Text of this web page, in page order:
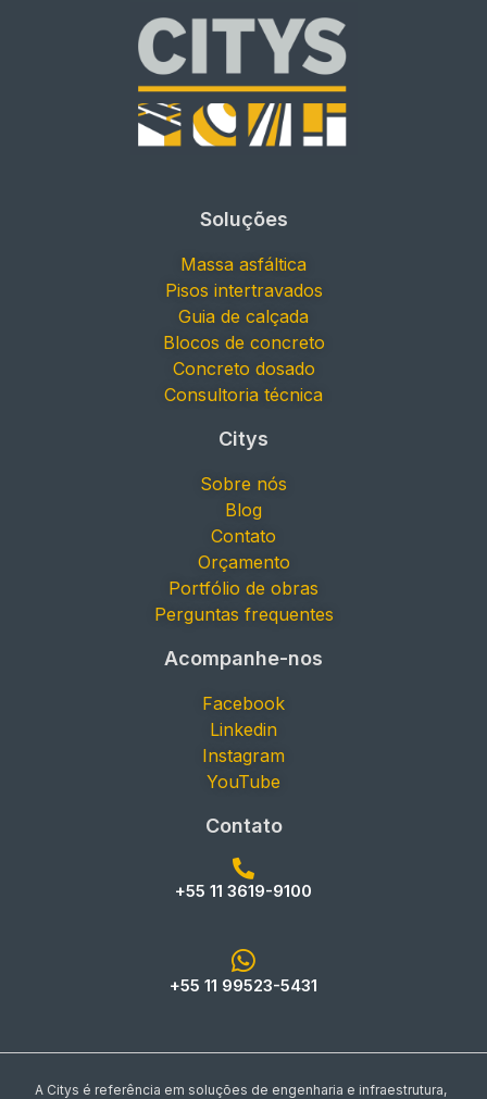
Soluções
Massa asfáltica
Pisos intertravados
Guia de calçada
Blocos de concreto
Concreto dosado
Consultoria técnica
Citys
Sobre nós
Blog
Contato
Orçamento
Portfólio de obras
Perguntas frequentes
Acompanhe-nos
Facebook
Linkedin
Instagram
YouTube
Contato
+55 11 3619-9100
+55 11 99523-5431
A Citys é referência em soluções de engenharia e infraestrutura,